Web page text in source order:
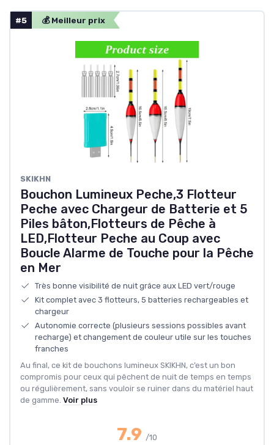
#5 💰 Meilleur prix
‎SKIKHN
Bouchon Lumineux Peche,3 Flotteur
Peche avec Chargeur de Batterie et 5
Piles bâton,Flotteurs de Pêche à
LED,Flotteur Peche au Coup avec
Boucle Alarme de Touche pour la Pêche
en Mer
Très bonne visibilité de nuit grâce aux LED vert/rouge
Kit complet avec 3 flotteurs, 5 batteries rechargeables et
chargeur
Autonomie correcte (plusieurs sessions possibles avant
recharge) et changement de couleur utile sur les touches
franches
Au final, ce kit de bouchons lumineux SKIKHN, c’est un bon
compromis pour ceux qui pêchent de nuit de temps en temps
ou régulièrement, sans vouloir se ruiner dans du matériel haut
de gamme. Voir plus
7.9 /10